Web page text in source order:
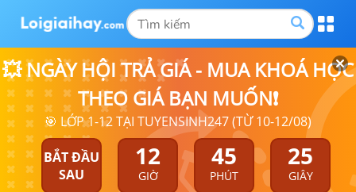
💥 NGÀY HỘI TRẢ GIÁ - MUA KHOÁ HỌC
THEO GIÁ BẠN MUỐN❗
🎯 LỚP 1-12 TẠI TUYENSINH247 (TỪ 10-12/08)
BẮT ĐẦU
SAU
12
GIỜ
45
PHÚT
24
GIÂY